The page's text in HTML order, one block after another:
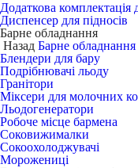
Додаткова комплектація
Диспенсер для підносів
Барне обладнання
Назад Барне обладнання
Блендери для бару
Подрібнювачі льоду
Гранітори
Міксери для молочних
Льодогенератори
Робоче місце бармена
Соковижималки
Сокоохолоджувачі
Морожениці